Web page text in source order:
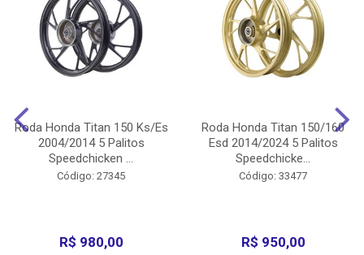
Roda Honda Titan 150 Ks/Es
2004/2014 5 Palitos
Speedchicken ...
Código: 27345
R$ 980,00
Roda Honda Titan 150/160
Esd 2014/2024 5 Palitos
Speedchicke...
Código: 33477
R$ 950,00